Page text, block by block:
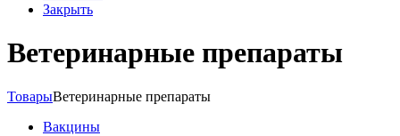
Закрыть
Ветеринарные препараты
ТоварыВетеринарные препараты
Вакцины